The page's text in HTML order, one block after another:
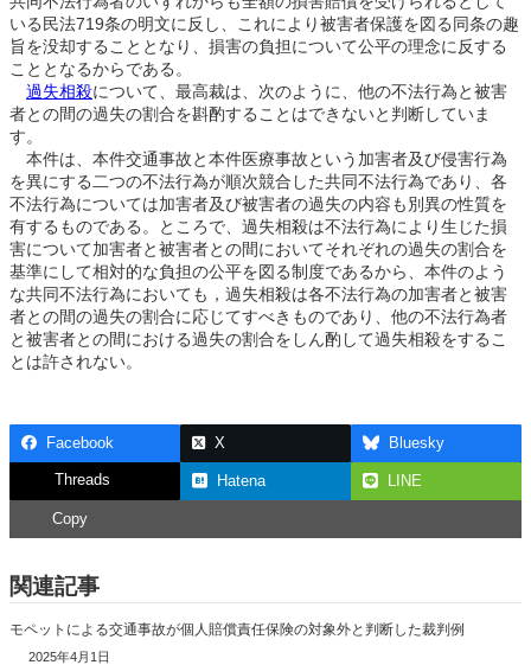
いる民法719条の明文に反し、これにより被害者保護を図る同条の趣
旨を没却することとなり、損害の負担について公平の理念に反する
こととなるからである。
過失相殺について、最高裁は、次のように、他の不法行為と被害
者との間の過失の割合を斟酌することはできないと判断していま
す。
本件は、本件交通事故と本件医療事故という加害者及び侵害行為
を異にする二つの不法行為が順次競合した共同不法行為であり、各
不法行為については加害者及び被害者の過失の内容も別異の性質を
有するものである。ところで、過失相殺は不法行為により生じた損
害について加害者と被害者との間においてそれぞれの過失の割合を
基準にして相対的な負担の公平を図る制度であるから、本件のよう
な共同不法行為においても，過失相殺は各不法行為の加害者と被害
者との間の過失の割合に応じてすべきものであり、他の不法行為者
と被害者との間における過失の割合をしん酌して過失相殺をするこ
とは許されない。
Facebook X Bluesky
Threads Hatena LINE
Copy
関連記事
モペットによる交通事故が個人賠償責任保険の対象外と判断した裁判例
2025年4月1日